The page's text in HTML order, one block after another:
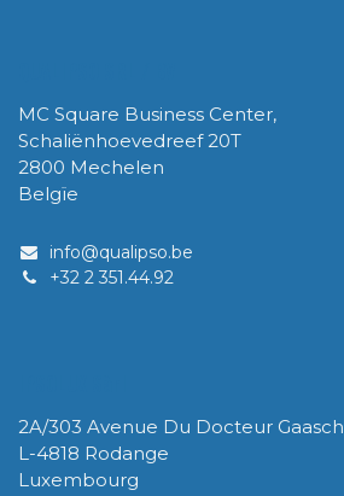
MC Square Business Center,
Schaliënhoevedreef 20T
2800 Mechelen
Belgïe
info@qualipso.be
​+32 2 351.44.92
2A/303 Avenue Du Docteur Gaasch
L-4818 Rodange
Luxembourg